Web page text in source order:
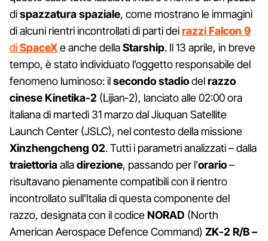
dispazzatura spaziale, come mostrano le immagini
di alcuni rientri incontrollati di parti deirazzi Falcon 9
diSpaceXe anche dellaStarship. Il 13 aprile, in breve
tempo, è stato individuato l’oggetto responsabile del
fenomeno luminoso: ilsecondo stadiodelrazzo
cinese Kinetika‑2 (Lijian‑2), lanciato alle 02:00 ora
italiana di martedì 31 marzo dal Jiuquan Satellite
Launch Center (JSLC), nel contesto della missione
Xinzhengcheng 02. Tutti i parametri analizzati – dalla
traiettoriaalladirezione, passando per l’orario–
risultavano pienamente compatibili con il rientro
incontrollato sull'Italia di questa componente del
razzo, designata con il codiceNORAD (North
American Aerospace Defence Command) ZK‑2 R/B –